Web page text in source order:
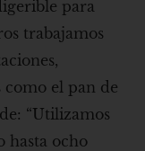
para
trabajamos
el pan de
“Utilizamos
hasta ocho